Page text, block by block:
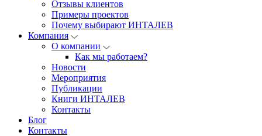
Отзывы клиентов
Примеры проектов
Почему выбирают ИНТАЛЕВ
Компания
О компании
Как мы работаем?
Новости
Мероприятия
Публикации
Книги ИНТАЛЕВ
Контакты
Блог
Контакты